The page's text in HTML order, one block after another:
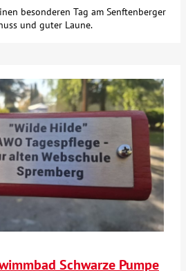
besonderen Tag am Senftenberger
und guter Laune.
Schwarze Pumpe